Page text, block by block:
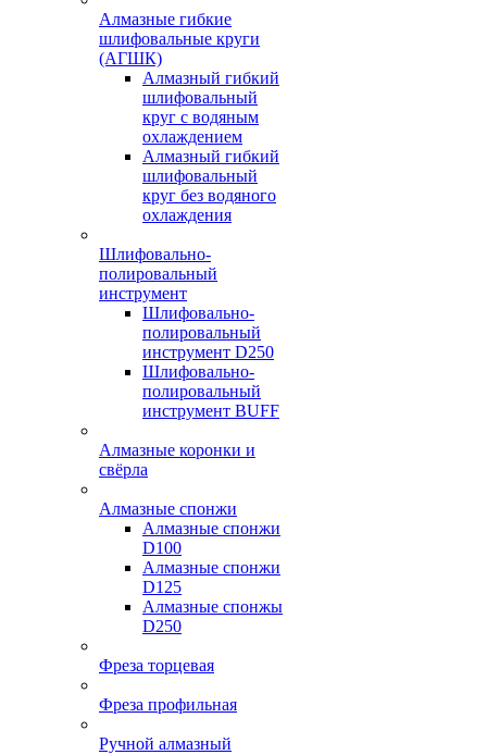
Алмазные гибкие
шлифовальные круги
(АГШК)
Алмазный гибкий
шлифовальный
круг с водяным
охлаждением
Алмазный гибкий
шлифовальный
круг без водяного
охлаждения
Шлифовально-
полировальный
инструмент
Шлифовально-
полировальный
инструмент D250
Шлифовально-
полировальный
инструмент BUFF
Алмазные коронки и
свёрла
Алмазные спонжи
Алмазные спонжи
D100
Алмазные спонжи
D125
Алмазные спонжы
D250
Фреза торцевая
Фреза профильная
Ручной алмазный